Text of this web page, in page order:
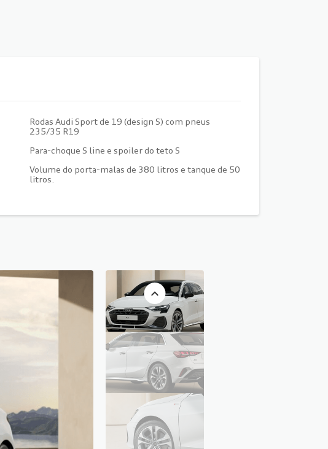
Rodas Audi Sport de 19 (design S) com pneus
235/35 R19
Para-choque S line e spoiler do teto S
Volume do porta-malas de 380 litros e tanque de 50
litros.